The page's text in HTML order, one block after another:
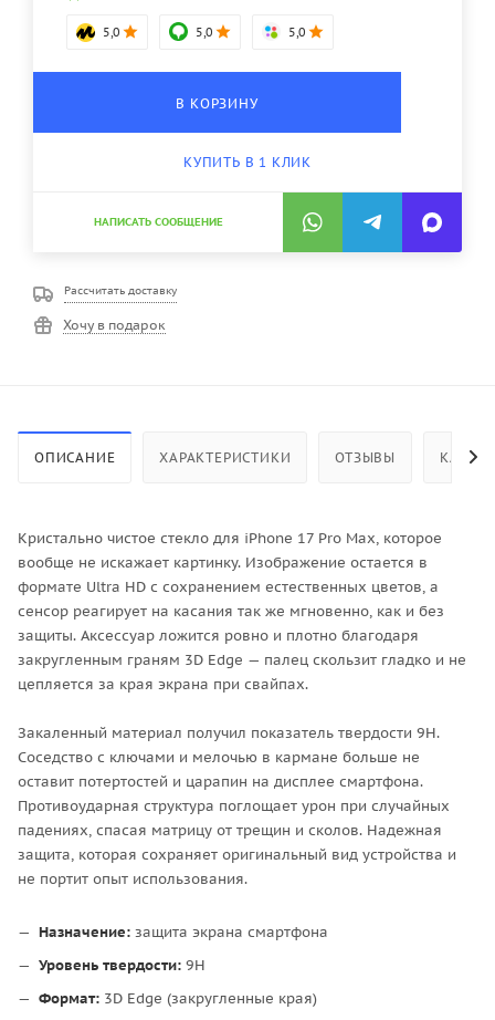
5,0 5,0 5,0
В КОРЗИНУ
КУПИТЬ В 1 КЛИК
НАПИСАТЬ СООБЩЕНИЕ
Рассчитать доставку
Хочу в подарок
ОПИСАНИЕ ХАРАКТЕРИСТИКИ ОТЗЫВЫ КАК
Кристально чистое стекло для iPhone 17 Pro Max, которое
вообще не искажает картинку. Изображение остается в
формате Ultra HD с сохранением естественных цветов, а
сенсор реагирует на касания так же мгновенно, как и без
защиты. Аксессуар ложится ровно и плотно благодаря
закругленным граням 3D Edge — палец скользит гладко и не
цепляется за края экрана при свайпах.
Закаленный материал получил показатель твердости 9H.
Соседство с ключами и мелочью в кармане больше не
оставит потертостей и царапин на дисплее смартфона.
Противоударная структура поглощает урон при случайных
падениях, спасая матрицу от трещин и сколов. Надежная
защита, которая сохраняет оригинальный вид устройства и
не портит опыт использования.
Назначение: защита экрана смартфона
Уровень твердости: 9H
Формат: 3D Edge (закругленные края)